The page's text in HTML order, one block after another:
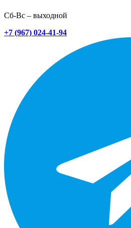
Сб-Вс – выходной
+7 (967) 024-41-94